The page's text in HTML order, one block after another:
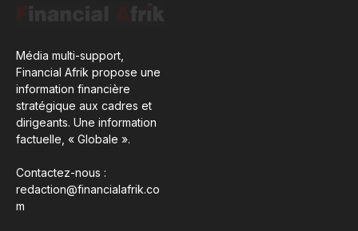
Média multi-support,
Financial Afrik propose une
information financière
stratégique aux cadres et
dirigeants. Une information
factuelle, « Globale ».
Contactez-nous :
redaction@financialafrik.co
m